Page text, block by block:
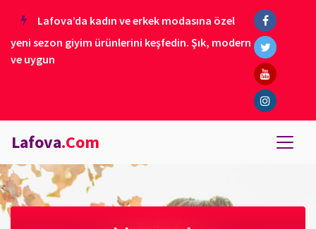
Lafova’da kadın ve erkek modasına özel
yeni sezon giyim ürünlerini keşfedin. Şık, modern
ve uygun
Lafova.Com